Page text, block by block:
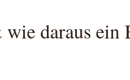
daraus ein